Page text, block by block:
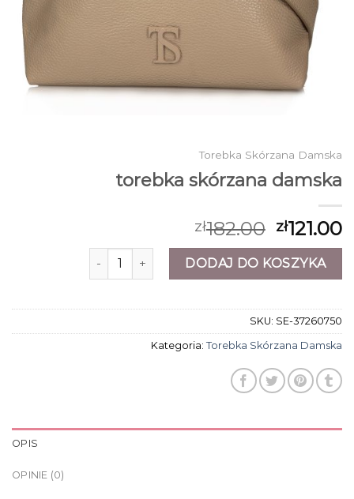
Torebka Skórzana Damska
torebka skórzana damska
zł182.00 zł121.00
ilość torebka skórzana damska
DODAJ DO KOSZYKA
SKU: SE-37260750
Kategoria: Torebka Skórzana Damska
OPIS
OPINIE (0)